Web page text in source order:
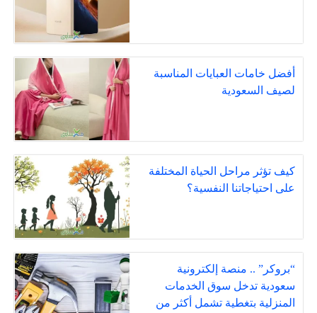
أفضل خامات العبايات المناسبة
لصيف السعودية
كيف تؤثر مراحل الحياة المختلفة
على احتياجاتنا النفسية؟
“بروكر” .. منصة إلكترونية
سعودية تدخل سوق الخدمات
المنزلية بتغطية تشمل أكثر من